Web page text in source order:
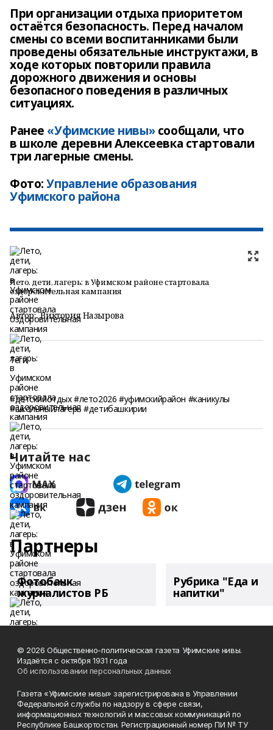
При организации отдыха приоритетом
остаётся безопасность. Перед началом
смены со всеми воспитанниками были
проведены обязательные инструктажи, в
ходе которых повторили правила
дорожного движения и основы
безопасного поведения в различных
ситуациях.
Ранее «Уфимские нивы»сообщали, что
в школе деревни Алексеевка стартовали
три лагерные смены.
Фото:Управление образования
Уфимского района
Лето, дети, лагерь: в Уфимском районе стартовала
оздоровительная кампания
Автор: Виктория Назырова
Теги:
#детскийотдых #лето2026 #уфимскийрайон #каникулы
#школьныйлагерь #детибашкирии
Читайте нас
Партнеры
Фотобанк
журналистов РБ
Рубрика "Еда и
напитки"
© 2026 Общественно-политическая газета Уфимские нивы.
Издаётся с октября 1931 года
Об использовании персональных данных
Газета «Уфимские нивы» зарегистрирована в Управлении
Федеральной службы по надзору в сфере связи,
информационных технологий и массовых коммуникаций по
Республике Башкортостан. Регистрационный номер ПИ № ТУ